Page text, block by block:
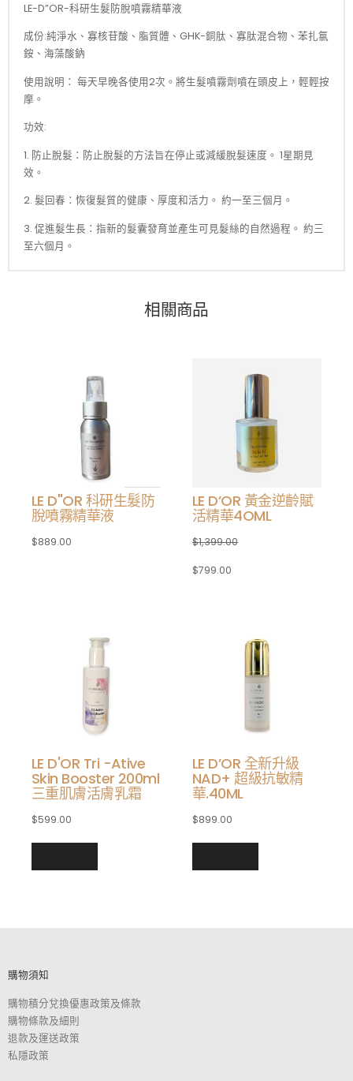
LE-D”OR-科研生髮防脫噴霧精華液
成份:純淨水、寡核苷酸、脂質體、GHK-銅肽、寡肽混合物、苯扎氯
銨、海藻酸鈉
使用說明： 每天早晚各使用2次。將生髮噴霧劑噴在頭皮上，輕輕按
摩。
功效:
1. 防止脫髮：防止脫髮的方法旨在停止或減緩脫髮速度。 1星期見
效。
2. 髮回春：恢復髮質的健康、厚度和活力。 約一至三個月。
3. 促進髮生長：指新的髮囊發育並產生可見髮絲的自然過程。 約三
至六個月。
相關商品
LE D"OR 科研生髮防
脫噴霧精華液
$889.00
LE D’OR 黃金逆齡賦
活精華4OML
$1,399.00
$799.00
LE D'OR Tri -Ative
Skin Booster 200ml
三重肌膚活膚乳霜
$599.00
LE D’OR 全新升級
NAD+ 超級抗敏精
華.40ML
$899.00
購物須知
購物積分兌換優惠政策及條款
購物條款及細則
退款及運送政策
私隱政策